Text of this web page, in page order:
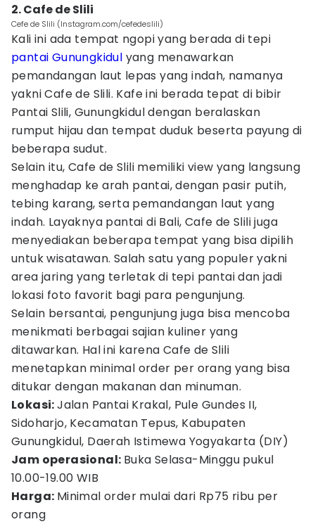
2. Cafe de Slili
Cefe de Slili (Instagram.com/cefedeslili)
Kali ini ada tempat ngopi yang berada di tepi
pantai Gunungkidul yang menawarkan
pemandangan laut lepas yang indah, namanya
yakni Cafe de Slili. Kafe ini berada tepat di bibir
Pantai Slili, Gunungkidul dengan beralaskan
rumput hijau dan tempat duduk beserta payung di
beberapa sudut.
Selain itu, Cafe de Slili memiliki view yang langsung
menghadap ke arah pantai, dengan pasir putih,
tebing karang, serta pemandangan laut yang
indah. Layaknya pantai di Bali, Cafe de Slili juga
menyediakan beberapa tempat yang bisa dipilih
untuk wisatawan. Salah satu yang populer yakni
area jaring yang terletak di tepi pantai dan jadi
lokasi foto favorit bagi para pengunjung.
Selain bersantai, pengunjung juga bisa mencoba
menikmati berbagai sajian kuliner yang
ditawarkan. Hal ini karena Cafe de Slili
menetapkan minimal order per orang yang bisa
ditukar dengan makanan dan minuman.
Lokasi:Jalan Pantai Krakal, Pule Gundes II,
Sidoharjo, Kecamatan Tepus, Kabupaten
Gunungkidul, Daerah Istimewa Yogyakarta (DIY)
Jam operasional: Buka Selasa-Minggu pukul
10.00-19.00 WIB
Harga: Minimal order mulai dari Rp75 ribu per
orang